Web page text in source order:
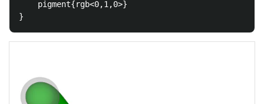
    pigment{rgb<0,1,0>}